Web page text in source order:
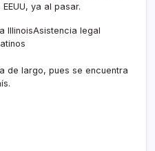
ya al pasar.
IllinoisAsistencia legal
de largo, pues se encuentra